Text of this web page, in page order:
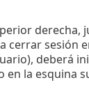
derecha,
cerrar sesión
deberá
la esquina